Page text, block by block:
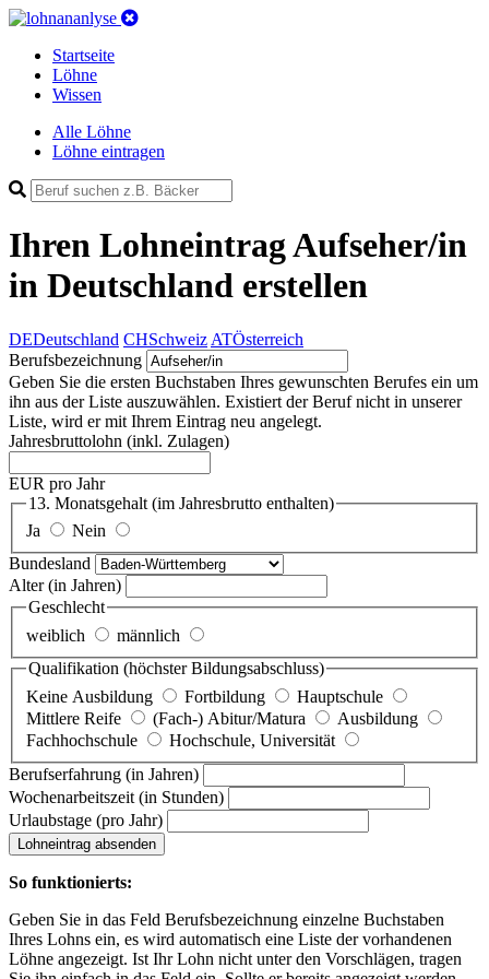
Startseite
Löhne
Wissen
Alle Löhne
Löhne eintragen
Ihren LohneintragAufseher/in
in Deutschland erstellen
DEDeutschland CHSchweiz ATÖsterreich
Berufsbezeichnung
Geben Sie die ersten Buchstaben Ihres gewunschten Berufes ein um
ihn aus der Liste auszuwählen. Existiert der Beruf nicht in unserer
Liste, wird er mit Ihrem Eintrag neu angelegt.
Jahresbruttolohn (inkl. Zulagen)
EUR pro Jahr
13. Monatsgehalt (im Jahresbrutto enthalten)
Ja
Nein
Bundesland
Alter(in Jahren)
Geschlecht
weiblich
männlich
Qualifikation (höchster Bildungsabschluss)
Keine Ausbildung
Fortbildung
Hauptschule
Mittlere Reife
(Fach-) Abitur/Matura
Ausbildung
Fachhochschule
Hochschule, Universität
Berufserfahrung (in Jahren)
Wochenarbeitszeit (in Stunden)
Urlaubstage (pro Jahr)
Lohneintrag absenden
So funktionierts:
Geben Sie in das Feld Berufsbezeichnung einzelne Buchstaben
Ihres Lohns ein, es wird automatisch eine Liste der vorhandenen
Löhne angezeigt. Ist Ihr Lohn nicht unter den Vorschlägen, tragen